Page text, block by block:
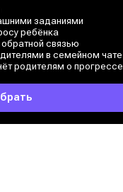
заданиями
ребёнка
связью
в семейном чате
родителям о прогрессе